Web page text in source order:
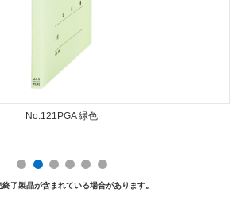
No.121PGA 緑色
了製品が含まれている場合があります。